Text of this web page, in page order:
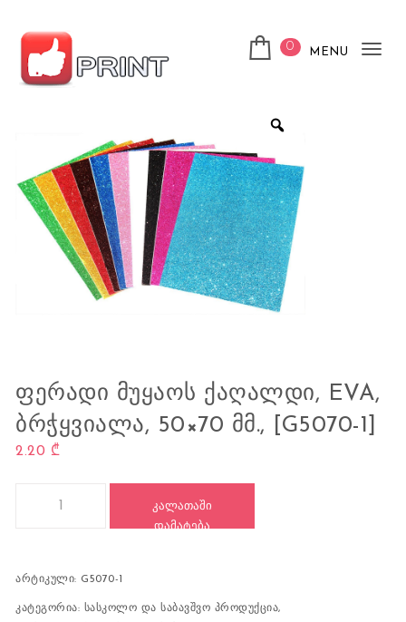
0 MENU
ᲤᲔᲠᲐᲓᲘ ᲛᲣᲧᲐᲝᲡ ᲥᲐᲦᲐᲚᲓᲘ, EVA,
ᲑᲠᲭᲧᲕᲘᲐᲚᲐ, 50×70 ᲛᲛ., [G5070-1]
2.20 ₾
ᲙᲐᲚᲐᲗᲐᲨᲘ
ᲓᲐᲛᲐᲢᲔᲑᲐ
არტიკული: G5070-1
კატეგორია: სასკოლო და საბავშვო პროდუქცია,